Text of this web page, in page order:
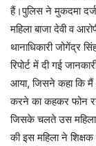
हैं।पुलिस ने मुकदमा
महिला बाजा देवी व
थानाधिकारी जोगेंद्र
रिपोर्ट में दी गई
आया, जिसने कहा कि मैं
करने का कहकर फोन
जिसके चलते उस महिला
की इस महिला ने